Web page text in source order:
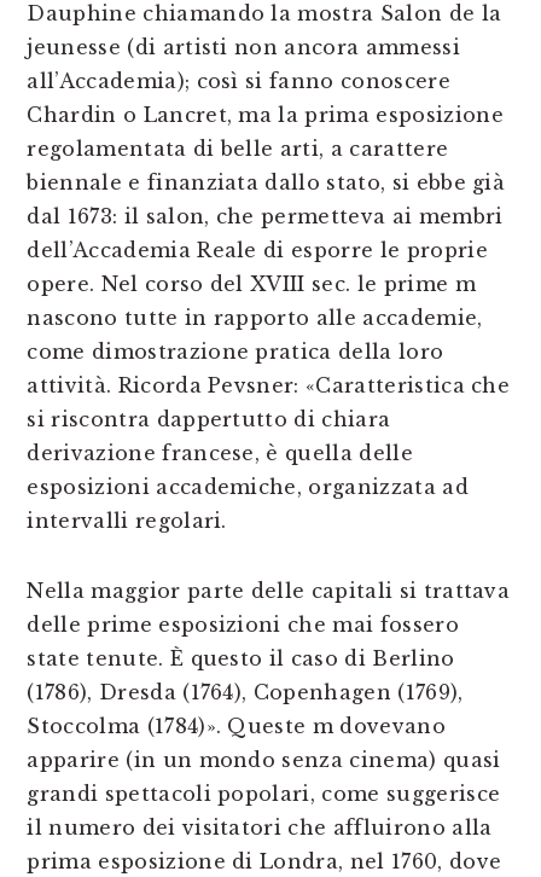
Dauphine chiamando la mostra Salon de la
jeunesse (di artisti non ancora ammessi
all’Accademia); così si fanno conoscere
Chardin o Lancret, ma la prima esposizione
regolamentata di belle arti, a carattere
biennale e finanziata dallo stato, si ebbe già
dal 1673: il salon, che permetteva ai membri
dell’Accademia Reale di esporre le proprie
opere. Nel corso del XVIII sec. le prime m
nascono tutte in rapporto alle accademie,
come dimostrazione pratica della loro
attività. Ricorda Pevsner: «Caratteristica che
si riscontra dappertutto di chiara
derivazione francese, è quella delle
esposizioni accademiche, organizzata ad
intervalli regolari.
Nella maggior parte delle capitali si trattava
delle prime esposizioni che mai fossero
state tenute. È questo il caso di Berlino
(1786), Dresda (1764), Copenhagen (1769),
Stoccolma (1784)». Queste m dovevano
apparire (in un mondo senza cinema) quasi
grandi spettacoli popolari, come suggerisce
il numero dei visitatori che affluirono alla
prima esposizione di Londra, nel 1760, dove